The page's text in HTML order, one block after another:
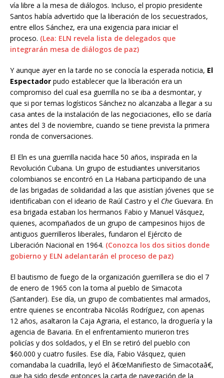
vía libre a la mesa de diálogos. Incluso, el propio presidente
Santos había advertido que la liberación de los secuestrados,
entre ellos Sánchez, era una exigencia para iniciar el
proceso. (Lea: ELN revela lista de delegados que
integrarán mesa de diálogos de paz)
Y aunque ayer en la tarde no se conocía la esperada noticia, El
Espectador pudo establecer que la liberación era un
compromiso del cual esa guerrilla no se iba a desmontar, y
que si por temas logísticos Sánchez no alcanzaba a llegar a su
casa antes de la instalación de las negociaciones, ello se daría
antes del 3 de noviembre, cuando se tiene prevista la primera
ronda de conversaciones.
El Eln es una guerrilla nacida hace 50 años, inspirada en la
Revolución Cubana. Un grupo de estudiantes universitarios
colombianos se encontró en La Habana participando de una
de las brigadas de solidaridad a las que asistían jóvenes que se
identificaban con el ideario de Raúl Castro y el Che Guevara. En
esa brigada estaban los hermanos Fabio y Manuel Vásquez,
quienes, acompañados de un grupo de campesinos hijos de
antiguos guerrilleros liberales, fundaron el Ejército de
Liberación Nacional en 1964. (Conozca los dos sitios donde
gobierno y ELN adelantarán el proceso de paz)
El bautismo de fuego de la organización guerrillera se dio el 7
de enero de 1965 con la toma al pueblo de Simacota
(Santander). Ese día, un grupo de combatientes mal armados,
entre quienes se encontraba Nicolás Rodríguez, con apenas
12 años, asaltaron la Caja Agraria, el estanco, la droguería y la
agencia de Bavaria. En el enfrentamiento murieron tres
policías y dos soldados, y el Eln se retiró del pueblo con
$60.000 y cuatro fusiles. Ese día, Fabio Vásquez, quien
comandaba la cuadrilla, leyó el â€œManifiesto de Simacotaâ€,
que ha sido desde entonces la carta de navegación de la